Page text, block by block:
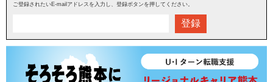
ご登録されたいE-mailアドレスを入力し、登録ボタンを押してください。
登録